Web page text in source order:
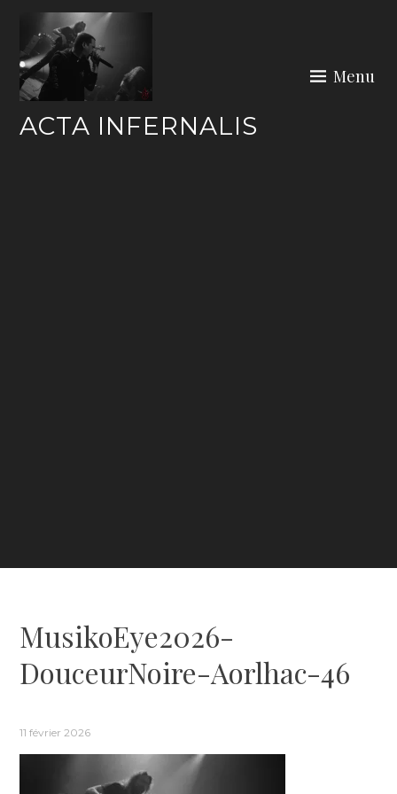
content
ACTA INFERNALIS
Menu
MusikoEye2026-
DouceurNoire-Aorlhac-46
11 février 2026